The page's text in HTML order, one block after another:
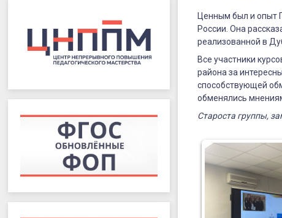
Ценным был и опыт
России. Она
реализованной в
Все участники
района за
способствующей
обменялись
Староста группы,